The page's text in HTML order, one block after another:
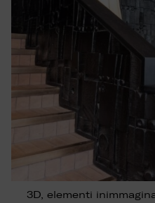
3D, elementi